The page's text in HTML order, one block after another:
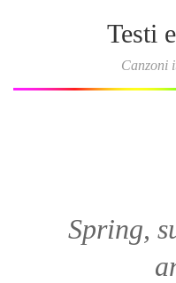
Testi
Canzoni
Spring,